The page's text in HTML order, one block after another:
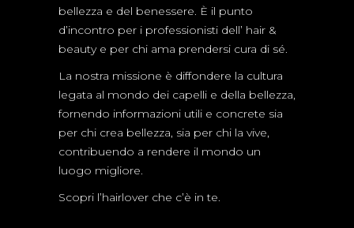
bellezza e del benessere. È il punto
d’incontro per i professionisti dell’ hair &
beauty e per chi ama prendersi cura di sé.
La nostra missione è diffondere la cultura
legata al mondo dei capelli e della bellezza,
fornendo informazioni utili e concrete sia
per chi crea bellezza, sia per chi la vive,
contribuendo a rendere il mondo un
luogo migliore.
Scopri l’hairlover che c’è in te.